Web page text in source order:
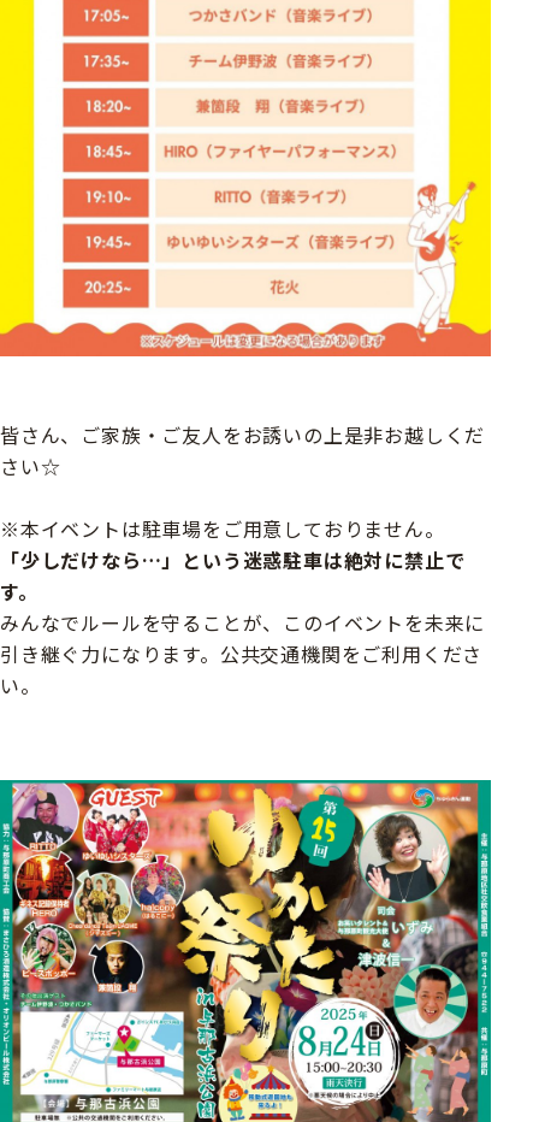
皆さん、ご家族・ご友人をお誘いの上是非お越しくだ
さい☆
※本イベントは駐車場をご用意しておりません。
「少しだけなら…」という迷惑駐車は絶対に禁止で
す。
みんなでルールを守ることが、このイベントを未来に
引き継ぐ力になります。公共交通機関をご利用くださ
い。